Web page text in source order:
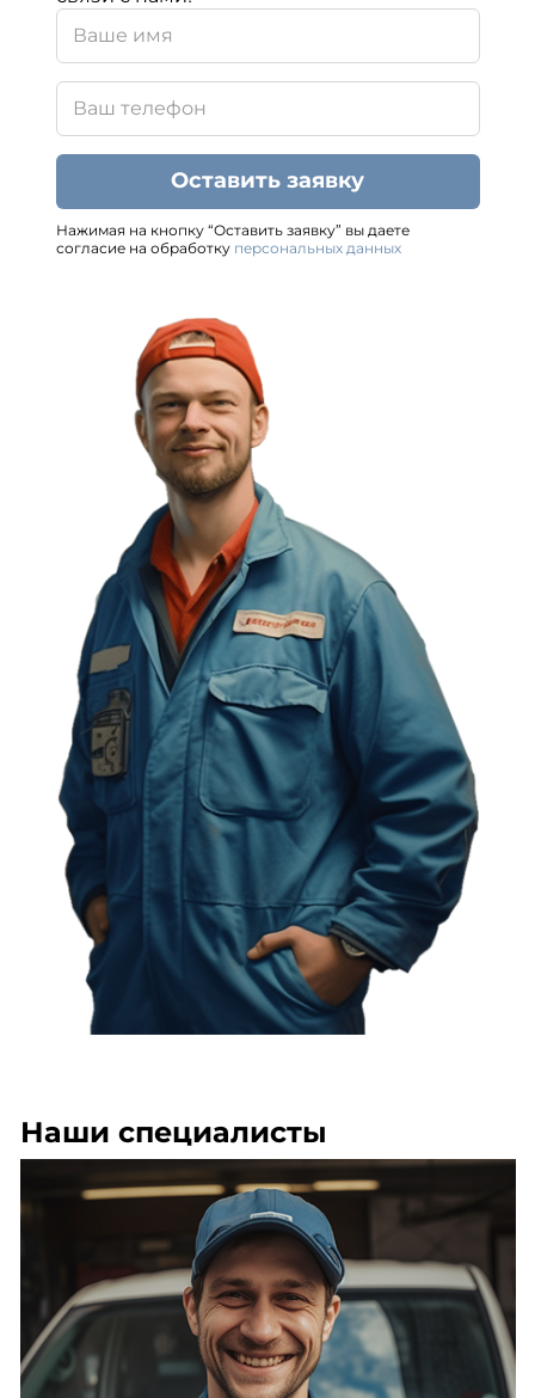
Оставить заявку
Нажимая на кнопку “Оставить заявку” вы даете
согласие на обработку персональных данных
Наши специалисты